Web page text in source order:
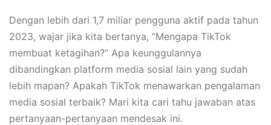
Dengan lebih dari 1,7 miliar pengguna aktif pada tahun
2023, wajar jika kita bertanya, “Mengapa TikTok
membuat ketagihan?” Apa keunggulannya
dibandingkan platform media sosial lain yang sudah
lebih mapan? Apakah TikTok menawarkan pengalaman
media sosial terbaik? Mari kita cari tahu jawaban atas
pertanyaan-pertanyaan mendesak ini.